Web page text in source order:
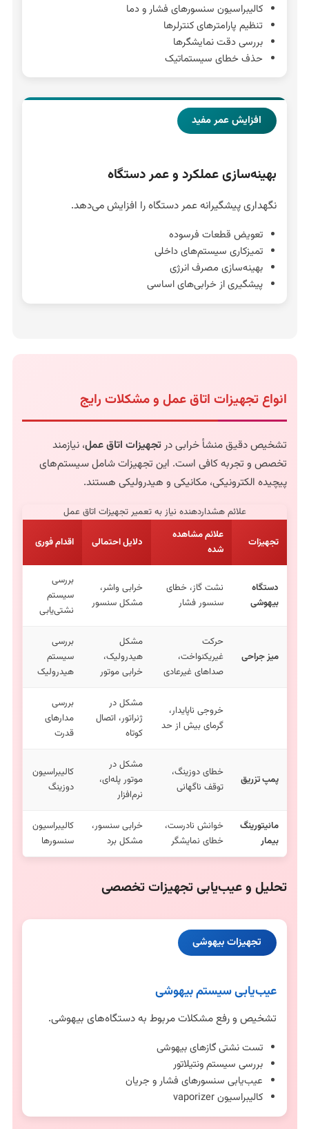
کالیبراسیون سنسورهای فشار و دما
تنظیم پارامترهای کنترلرها
بررسی دقت نمایشگرها
حذف خطای سیستماتیک
افزایش عمر مفید
بهینه‌سازی عملکرد و عمر دستگاه
نگهداری پیشگیرانه عمر دستگاه را افزایش می‌دهد.
تعویض قطعات فرسوده
تمیزکاری سیستم‌های داخلی
بهینه‌سازی مصرف انرژی
پیشگیری از خرابی‌های اساسی
انواع تجهیزات اتاق عمل و مشکلات رایج
تشخیص دقیق منشأ خرابی درتجهیزات اتاق عمل، نیازمند
تخصص و تجربه کافی است. این تجهیزات شامل سیستم‌های
پیچیده الکترونیکی، مکانیکی و هیدرولیکی هستند.
علائم هشداردهنده نیاز به تعمیر تجهیزات اتاق عمل
تجهیزات
علائم مشاهده
شده
دلایل احتمالی اقدام فوری
دستگاه
بیهوشی
نشت گاز، خطای
سنسور فشار
خرابی واشر،
مشکل سنسور
بررسی
سیستم
نشتی‌یابی
میز جراحی
حرکت
غیریکنواخت،
صداهای غیرعادی
مشکل
هیدرولیک،
خرابی موتور
بررسی
سیستم
هیدرولیک
خروجی ناپایدار،
گرمای بیش از حد
مشکل در
ژنراتور، اتصال
کوتاه
بررسی
مدارهای
قدرت
پمپ تزریق
خطای دوزینگ،
توقف ناگهانی
مشکل در
موتور پله‌ای،
نرم‌افزار
کالیبراسیون
دوزینگ
مانیتورینگ
بیمار
خوانش نادرست،
خطای نمایشگر
خرابی سنسور،
مشکل برد
کالیبراسیون
سنسورها
تحلیل و عیب‌یابی تجهیزات تخصصی
تجهیزات بیهوشی
عیب‌یابی سیستم بیهوشی
تشخیص و رفع مشکلات مربوط به دستگاه‌های بیهوشی.
تست نشتی گازهای بیهوشی
بررسی سیستم ونتیلاتور
عیب‌یابی سنسورهای فشار و جریان
کالیبراسیون vaporizer